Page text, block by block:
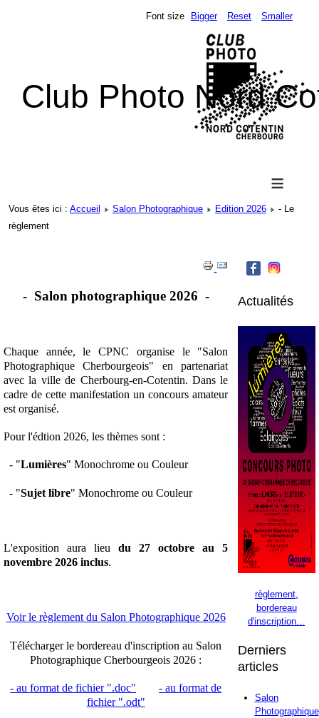
Club Photo Nord
Font size Bigger Reset Smaller
≡
Vous êtes ici : Accueil Salon Photographique Edition 2026
- Le
règlement
- Salon photographique 2026 -
Chaque année, le CPNC organise le "Salon
Photographique Cherbourgeois" en partenariat
avec la ville de Cherbourg-en-Cotentin. Dans le
cadre de cette manifestation un concours amateur
est organisé.
Pour l'édtion 2026, les thèmes sont :
- "Lumières" Monochrome ou Couleur
- "Sujet libre" Monochrome ou Couleur
L'exposition aura lieudu 27 octobre au 5
novembre 2026 inclus.
Voir le règlement du Salon Photographique 2026
Télécharger le bordereau d'inscription au Salon
Photographique Cherbourgeois 2026 :
- au format de fichier ".doc"
- au format de
fichier ".odt"
Actualités
règlement,
bordereau
d'inscription...
Derniers
articles
Salon
Photographique